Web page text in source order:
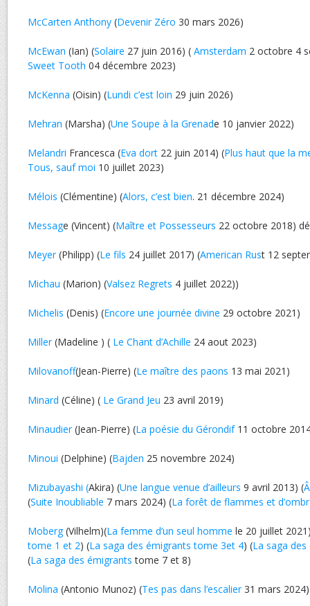
McCarten Anthony (Devenir Zéro 30 mars 2026)
McEwan (Ian) (Solaire 27 juin 2016) ( Amsterdam 2 octobre 4
Sweet Tooth 04 décembre 2023)
McKenna (Oisin) (Lundi c’est loin 29 juin 2026)
Mehran (Marsha) (Une Soupe à la Grenade 10 janvier 2022)
Melandri Francesca (Eva dort 22 juin 2014) (Plus haut que la
Tous, sauf moi 10 juillet 2023)
Mélois (Clémentine) (Alors, c’est bien. 21 décembre 2024)
Message (Vincent) (Maître et Possesseurs 22 octobre 2018)
Meyer(Philipp) (Le fils 24 juillet 2017) (American Rust 12
Michau (Marion) (Valsez Regrets 4 juillet 2022))
Michelis (Denis) (Encore une journée divine 29 octobre 2021)
Miller(Madeline ) ( Le Chant d’Achille 24 aout 2023)
Milovanoff(Jean-Pierre) (Le maître des paons 13 mai 2021)
Minard (Céline) ( Le Grand Jeu 23 avril 2019)
Minaudier(Jean-Pierre) (La poésie du Gérondif11 octobre
Minoui (Delphine) (Bajden 25 novembre 2024)
Mizubayashi (Akira) (Une langue venue d’ailleurs 9 avril 2013) (
(Suite Inoubliable 7 mars 2024) (La forêt de flammes et
Moberg(Vilhelm)(La femme d’un seul homme le 20 juillet
tome 1 et 2) (La saga des émigrants tome 3et 4) (La saga
(La saga des émigrants tome 7 et 8)
Molina (Antonio Munoz) (Tes pas dans l’escalier31 mars 2024)